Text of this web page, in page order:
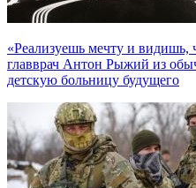
«Реализуешь мечту и видишь,
главврач Антон Рыжий из
детскую больницу будущего